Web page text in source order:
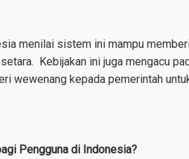
menilai sistem ini mampu
Kebijakan ini juga mengacu
wewenang kepada pemerintah
Pengguna di Indonesia?